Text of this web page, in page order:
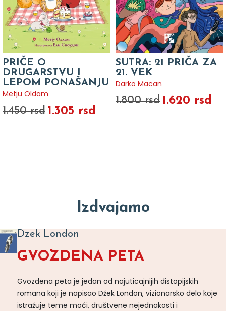
PRIČE O
DRUGARSTVU I
LEPOM PONAŠANJU
Metju Oldam
1.450 rsd 1.305 rsd
SUTRA: 21 PRIČA ZA
21. VEK
Darko Macan
1.800 rsd 1.620 rsd
Izdvajamo
Dzek London
GVOZDENA PETA
Gvozdena peta je jedan od najuticajnijih distopijskih
romana koji je napisao Džek London, vizionarsko delo koje
istražuje teme moći, društvene nejednakosti i